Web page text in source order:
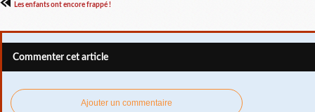
Les enfants ont encore frappé !
Commenter cet article
Ajouter un commentaire